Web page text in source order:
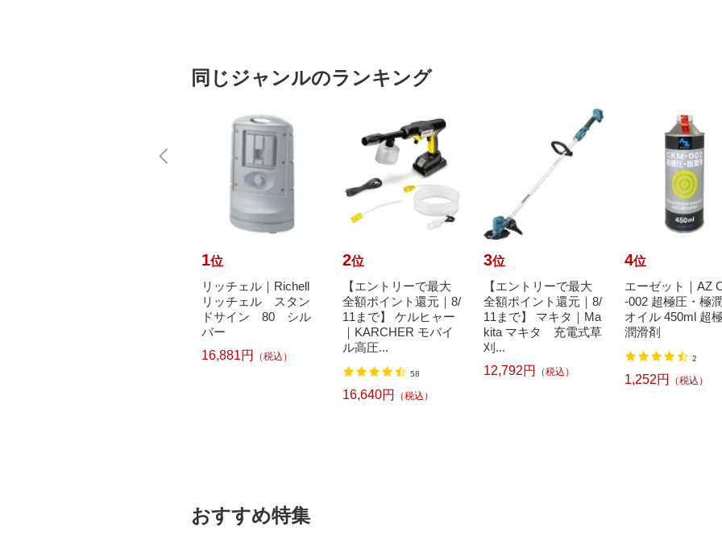
同じジャンルのランキング
1位
リッチェル｜Richell
リッチェル スタン
ドサイン 80 シル
バー
16,881円
（税込）
2位
【エントリーで最大
全額ポイント還元｜8/
11まで】 ケルヒャー
｜KARCHER モバイ
ル高圧...
58
16,640円 （税込）
3位
【エントリーで最大
全額ポイント還元｜8/
11まで】 マキタ｜Ma
kita マキタ 充電式草
刈...
12,792円
（税込）
4位
エーゼット｜AZ
-002 超極圧・極
オイル 450ml 超
潤滑剤
2
1,252円 （税込）
おすすめ特集